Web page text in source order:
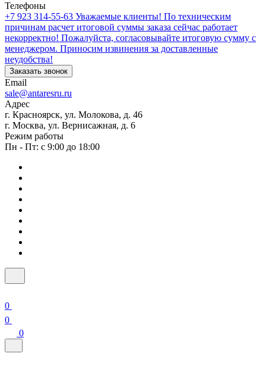
Телефоны
+7 923 314-55-63 Уважаемые клиенты! По техническим
причинам расчет итоговой суммы заказа сейчас работает
некорректно! Пожалуйста, согласовывайте итоговую сумму с
менеджером. Приносим извинения за доставленные
неудобства!
Заказать звонок
Email
sale@antaresru.ru
Адрес
г. Красноярск, ул. Молокова, д. 46
г. Москва, ул. Вернисажная, д. 6
Режим работы
Пн - Пт: с 9:00 до 18:00
0
0
0